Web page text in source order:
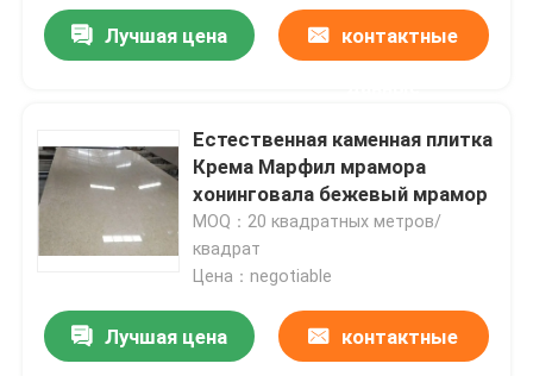
Свяжитесь с нами
Запросите цитату
Слябы гранита каменные
Лучшая цена контактные
Естественная каменная плитка
Крема Марфил мрамора
хонинговала бежевый мрамор
MOQ：20 квадратных метров/
квадрат
Цена：negotiable
Лучшая цена контактные